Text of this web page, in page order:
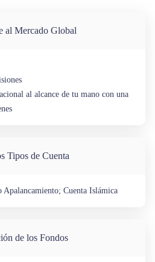
al Mercado Global
al alcance de tu mano con una
Tipos de Cuenta
Cuenta Islámica
de los Fondos